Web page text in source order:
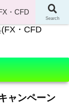
ャンペーン
Search